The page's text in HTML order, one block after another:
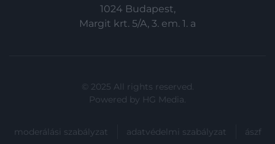
1024 Budapest,
Margit krt. 5/A, 3. em. 1. a
© 2025 All rights reserved.
Powered by HG Media.
moderálási szabályzat adatvédelmi szabályzat ászf